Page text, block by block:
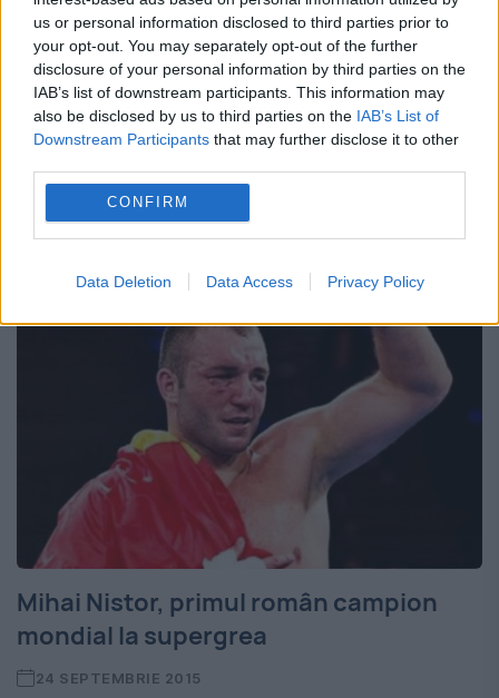
us or personal information disclosed to third parties prior to
your opt-out. You may separately opt-out of the further
disclosure of your personal information by third parties on the
IAB’s list of downstream participants. This information may
also be disclosed by us to third parties on the IAB’s List of
Downstream Participants that may further disclose it to other
CONFIRM
Data Deletion Data Access Privacy Policy
6 OCTOMBRIE 2015
România nu va avea niciun reprezentant la
Campionatele Mondiale de box, pentru
care ar fi trebuit să urce în ring la aceast
ediție...
Mihai Nistor, primul român campion
mondial la supergrea
24 SEPTEMBRIE 2015